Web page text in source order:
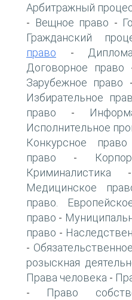
Арбитражный
- Вещное право -
Гражданский
право -
Договорное право
Зарубежное право
Избирательное
право -
Исполнительное
Конкурсное право
право -
Криминалистика
Медицинское
право.
право -
право -
-
розыскная
Права человека -
- Право